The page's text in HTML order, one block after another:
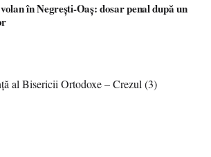
în Negrești-Oaș: dosar penal după un